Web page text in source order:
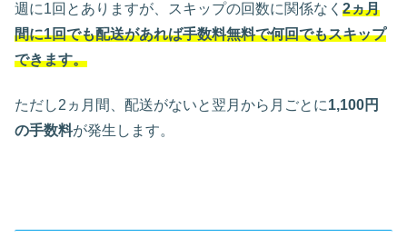
週に1回とありますが、スキップの回数に関係なく 2ヵ月
間に1回でも配送があれば手数料無料で何回でもスキップ
できます。
ただし2ヵ月間、配送がないと翌月から月ごとに1,100円
の手数料が発生します。